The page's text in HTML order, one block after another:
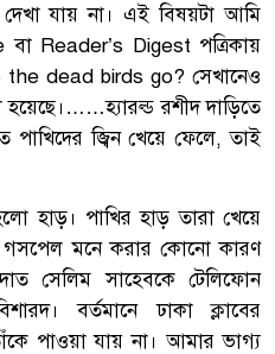
যায় না। এই বিষয়টা আমি
Reader’s Digest পত্রিকায়
the dead birds go? সেখানেও
রশীদ দাড়িতে
জ্বিন খেয়ে ফেলে, তাই
হাড়। পাখির হাড় তারা খেয়ে
গসপেল মনে করার কোনো কারণ
সেলিম সাহেবকে টেলিফোন
বর্তমানে ঢাকা ক্লাবের
পাওয়া যায় না। আমার ভাগ্য